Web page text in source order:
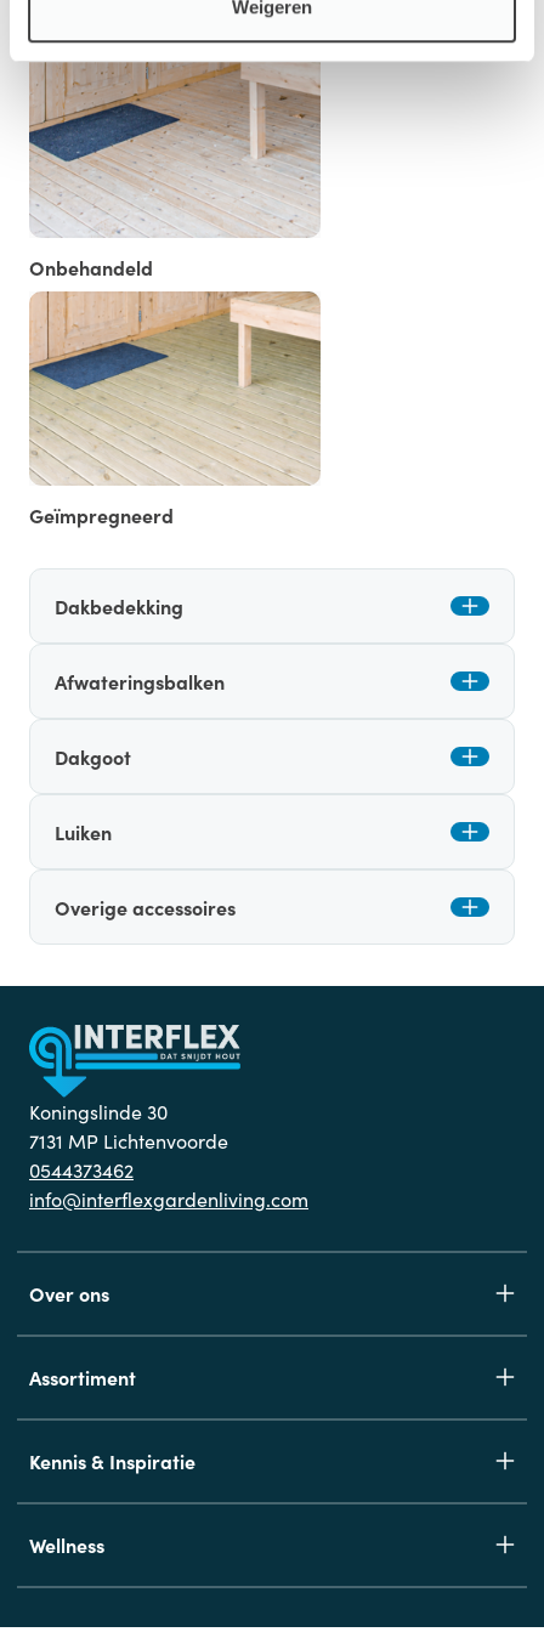
Weigeren
Onbehandeld
Geïmpregneerd
Dakbedekking
Afwateringsbalken
Dakgoot
Luiken
Overige accessoires
Koningslinde 30
7131 MP Lichtenvoorde
0544373462
info@interflexgardenliving.com
Over ons
Assortiment
Kennis & Inspiratie
Wellness